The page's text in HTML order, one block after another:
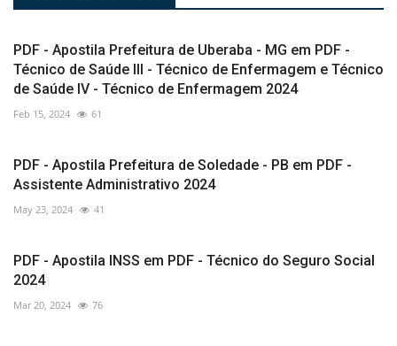
PDF - Apostila Prefeitura de Uberaba - MG em PDF -
Técnico de Saúde III - Técnico de Enfermagem e Técnico
de Saúde IV - Técnico de Enfermagem 2024
Feb 15, 2024 61
PDF - Apostila Prefeitura de Soledade - PB em PDF -
Assistente Administrativo 2024
May 23, 2024 41
PDF - Apostila INSS em PDF - Técnico do Seguro Social
2024
Mar 20, 2024 76